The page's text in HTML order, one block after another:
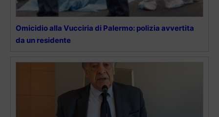
Omicidio alla Vucciria di Palermo: polizia avvertita
da un residente